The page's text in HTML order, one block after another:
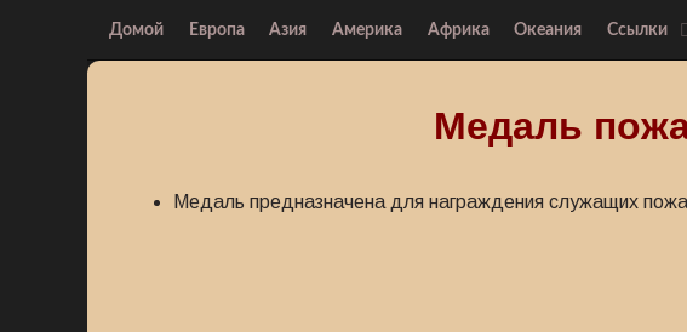
Домой Европа Азия Америка Африка Океания Ссылки
Медаль
Медаль предназначена для награждения служащих